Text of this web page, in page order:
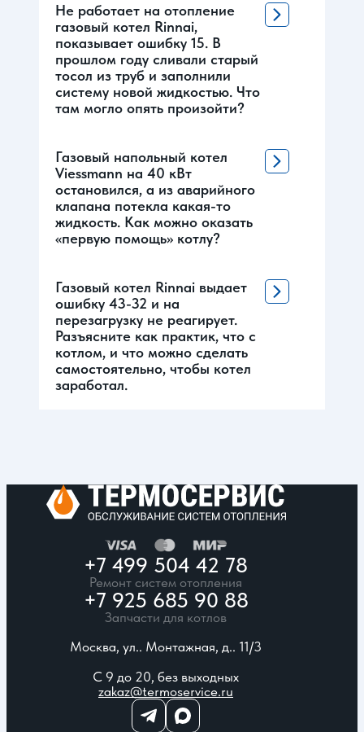
Не работает на отопление
газовый котел Rinnai,
показывает ошибку 15. В
прошлом году сливали старый
тосол из труб и заполнили
систему новой жидкостью. Что
там могло опять произойти?
Газовый напольный котел
Viessmann на 40 кВт
остановился, а из аварийного
клапана потекла какая-то
жидкость. Как можно оказать
«первую помощь» котлу?
Газовый котел Rinnai выдает
ошибку 43-32 и на
перезагрузку не реагирует.
Разъясните как практик, что с
котлом, и что можно сделать
самостоятельно, чтобы котел
заработал.
+7 499 504 42 78
Ремонт систем отопления
+7 925 685 90 88
Запчасти для котлов
Москва, ул.. Монтажная, д.. 11/3
С 9 до 20, без выходных
zakaz@termoservice.ru